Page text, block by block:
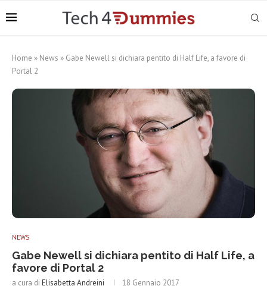
Home » News » Gabe Newell si dichiara pentito di Half Life, a favore di
Portal 2
NEWS
Gabe Newell si dichiara pentito di Half Life, a
favore di Portal 2
a cura di Elisabetta Andreini 18 Gennaio 2017